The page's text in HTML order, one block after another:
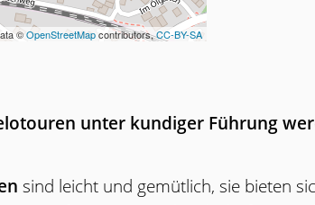
©OpenStreetMapcontributors,CC-BY-SA
unter kundiger Führung
sind leicht und gemütlich, sie bieten